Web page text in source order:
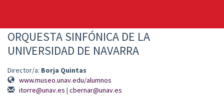
ORQUESTA SINFÓNICA DE LA
UNIVERSIDAD DE NAVARRA
Director/a: Borja Quintas
www.museo.unav.edu/alumnos
itorre@unav.es | cbernar@unav.es